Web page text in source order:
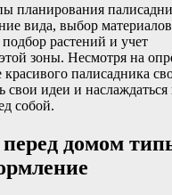
планирования
вида, выбор
растений и учет
зоны. Несмотря на
красивого палисадника
свои идеи и наслаждаться
собой.
домом